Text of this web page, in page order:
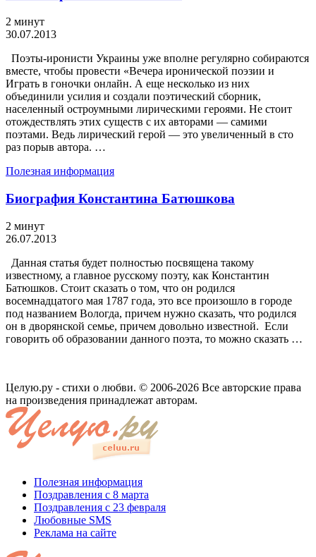
2 минут
30.07.2013
Поэты-иронисти Украины уже вполне регулярно собираются
вместе, чтобы провести «Вечера иронической поэзии и
Играть в гоночки онлайн. А еще несколько из них
объединили усилия и создали поэтический сборник,
населенный остроумными лирическими героями. Не стоит
отождествлять этих существ с их авторами — самими
поэтами. Ведь лирический герой — это увеличенный в сто
раз порыв автора. …
Полезная информация
Биография Константина Батюшкова
2 минут
26.07.2013
Данная статья будет полностью посвящена такому
известному, а главное русскому поэту, как Константин
Батюшков. Стоит сказать о том, что он родился
восемнадцатого мая 1787 года, это все произошло в городе
под названием Вологда, причем нужно сказать, что родился
он в дворянской семье, причем довольно известной. Если
говорить об образовании данного поэта, то можно сказать …
Целую.ру - стихи о любви. © 2006-2026 Все авторские права
на произведения принадлежат авторам.
Полезная информация
Поздравления с 8 марта
Поздравления с 23 февраля
Любовные SMS
Реклама на сайте